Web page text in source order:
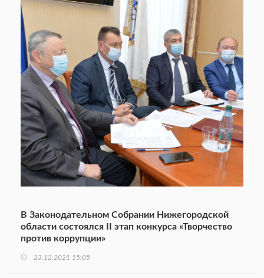
В Законодательном Собрании Нижегородской
области состоялся II этап конкурса «Творчество
против коррупции»
23.12.2021 15:05